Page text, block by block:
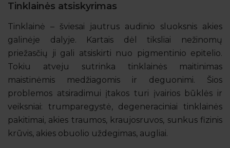
Tinklainės atsiskyrimas
Tinklainė – šviesai jautrus audinio sluoksnis akies
galinėje dalyje. Kartais dėl tiksliai nežinomų
priežasčių ji gali atsiskirti nuo pigmentinio epitelio.
Tokiu atveju sutrinka tinklainės maitinimas
maistinėmis medžiagomis ir deguonimi. Šios
problemos atsiradimui įtakos turi įvairios būklės ir
veiksniai: trumparegystė, degeneraciniai tinklainės
pakitimai, akies traumos, kraujosruvos, sunkus fizinis
krūvis, akies obuolio uždegimas, augliai.